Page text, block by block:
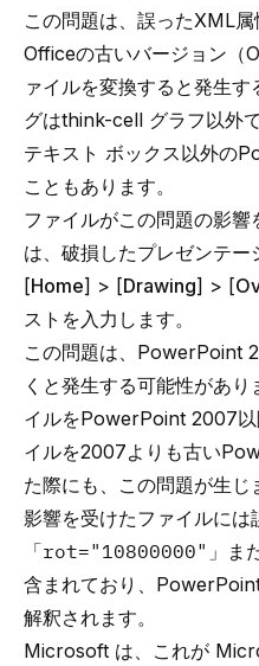
この問題は、誤ったXML
Officeの古いバージョン（
ァイルを変換すると発生
グはthink-cell グラフ以外
テキスト ボックス以外の
こともあります。
ファイルがこの問題の影
は、破損したプレゼンテー
[Home] > [Drawing] > [
ストを入力します。
この問題は、PowerPoint
くと発生する可能性があ
イルをPowerPoint 2007以
イルを2007よりも古い
た際にも、この問題が生じ
影響を受けたファイルには
「rot="10800000" 」ま
含まれており、
解釈されます。
Microsoft は、これが